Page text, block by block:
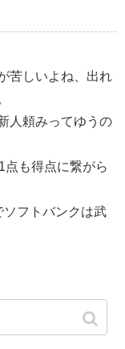
苦しいよね、出れ
人頼みってゆうの
も得点に繋がら
フトバンクは武